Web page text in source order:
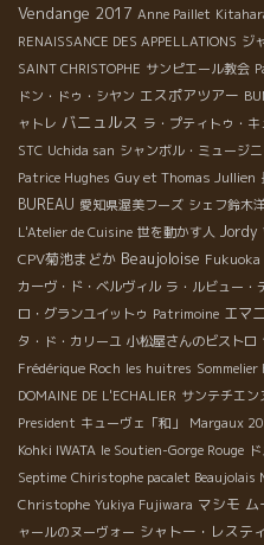
Vendange 2017 Anne Paillet
RENAISSANCE DES APPELLATIONS ジ
SAINT CHRISTOPHE サンピエール教会
ドン・ドゥ・シヤン エスポアツアー
ャトレ バニュルス ラ・プティトゥ・
STC Uchida san シャンボル・ミュージ
Patrice Hughes Guy et Thomas Jullien
BUREAU 愛知県渥美フーズ シェフ鈴木
L'Atelier de Cuisine 世を動かす人 Jordy
CPV菊池まどか Beaujoloise Fukuoka
カーヴ・ド・ベルヴィル ラ・ルビュー・
ロ・グランユイットゥ Patrimoine エマ
タ・ド・カリーユ 小松屋さんのビストロ
Frédérique Roch les huitres Sommelier
DOMAINE DE L'ECHALIER サンテチエ
President キューヴェ「和」 Margaux
Kohki IWATA le Soutien-Gorge Rouge
Septime Chiristophe pacalet Beaujolais
Christophe Yukiya Fujiwara マシモ ム
ャールのヌーヴォー シャトー・レステ